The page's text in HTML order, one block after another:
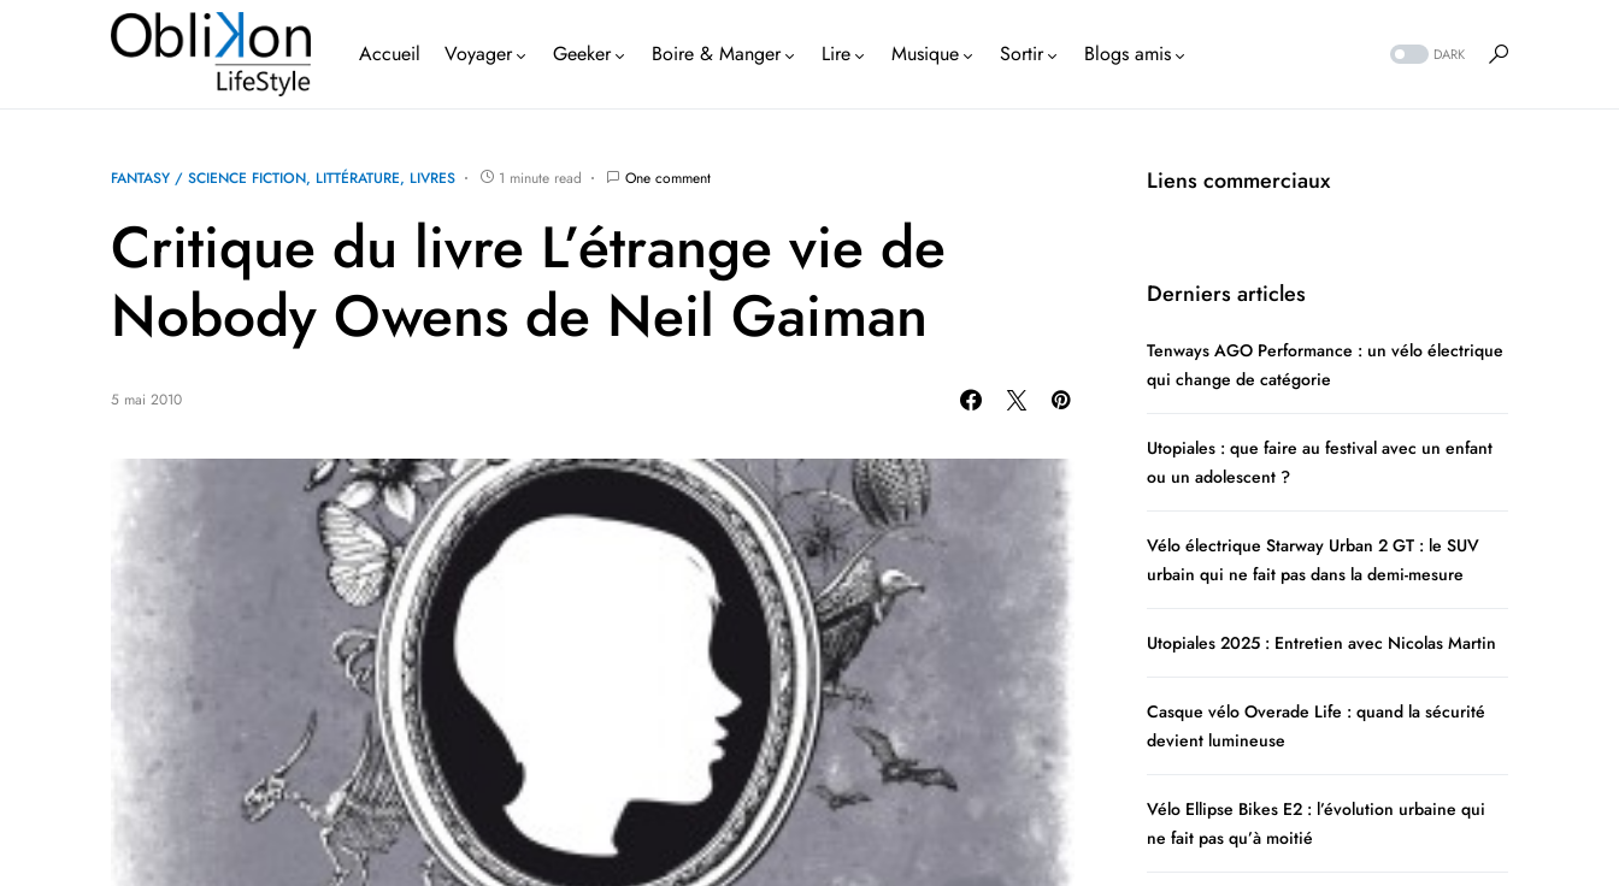
Accueil Voyager Geeker Boire & Manger Lire Musique Sortir Blogs amis DARK
FANTASY / SCIENCE FICTION LITTÉRATURE LIVRES 1 minute read One comment
Critique du livre L’étrange vie de
Nobody Owens de Neil Gaiman
5 mai 2010
Liens commerciaux
Derniers articles
Tenways AGO Performance : un vélo électrique
qui change de catégorie
Utopiales : que faire au festival avec un enfant
ou un adolescent ?
Vélo électrique Starway Urban 2 GT : le SUV
urbain qui ne fait pas dans la demi-mesure
Utopiales 2025 : Entretien avec Nicolas Martin
Casque vélo Overade Life : quand la sécurité
devient lumineuse
Vélo Ellipse Bikes E2 : l’évolution urbaine qui
ne fait pas qu’à moitié